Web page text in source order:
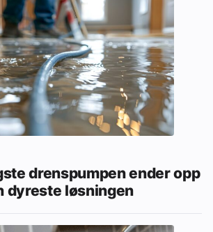
drenspumpen ender opp
dyreste løsningen